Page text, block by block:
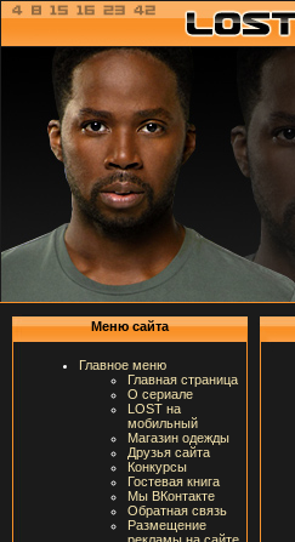
Меню сайта
Главное меню
Главная страница
О сериале
LOST на
мобильный
Магазин одежды
Друзья сайта
Конкурсы
Гостевая книга
Мы ВКонтакте
Обратная связь
Размещение